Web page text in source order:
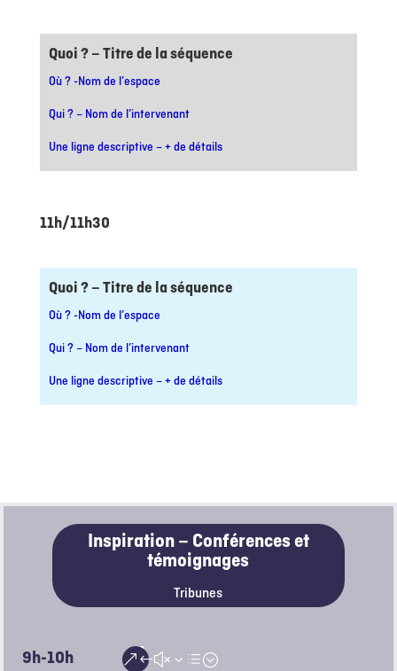
Quoi ? – Titre de la séquence
Où ? -Nom de l’espace
Qui ? – Nom de l’intervenant
Une ligne descriptive – + de détails
11h/11h30
Quoi ? – Titre de la séquence
Où ? -Nom de l’espace
Qui ? – Nom de l’intervenant
Une ligne descriptive – + de détails
Inspiration – Conférences et
témoignages
Tribunes
9h-10h &#x3d;